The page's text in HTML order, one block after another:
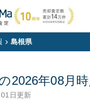
島根県
2026年08月
日更新